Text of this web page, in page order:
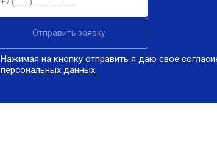
Отправить заявку
Нажимая на кнопку отправить я даю свое
персональных данных.